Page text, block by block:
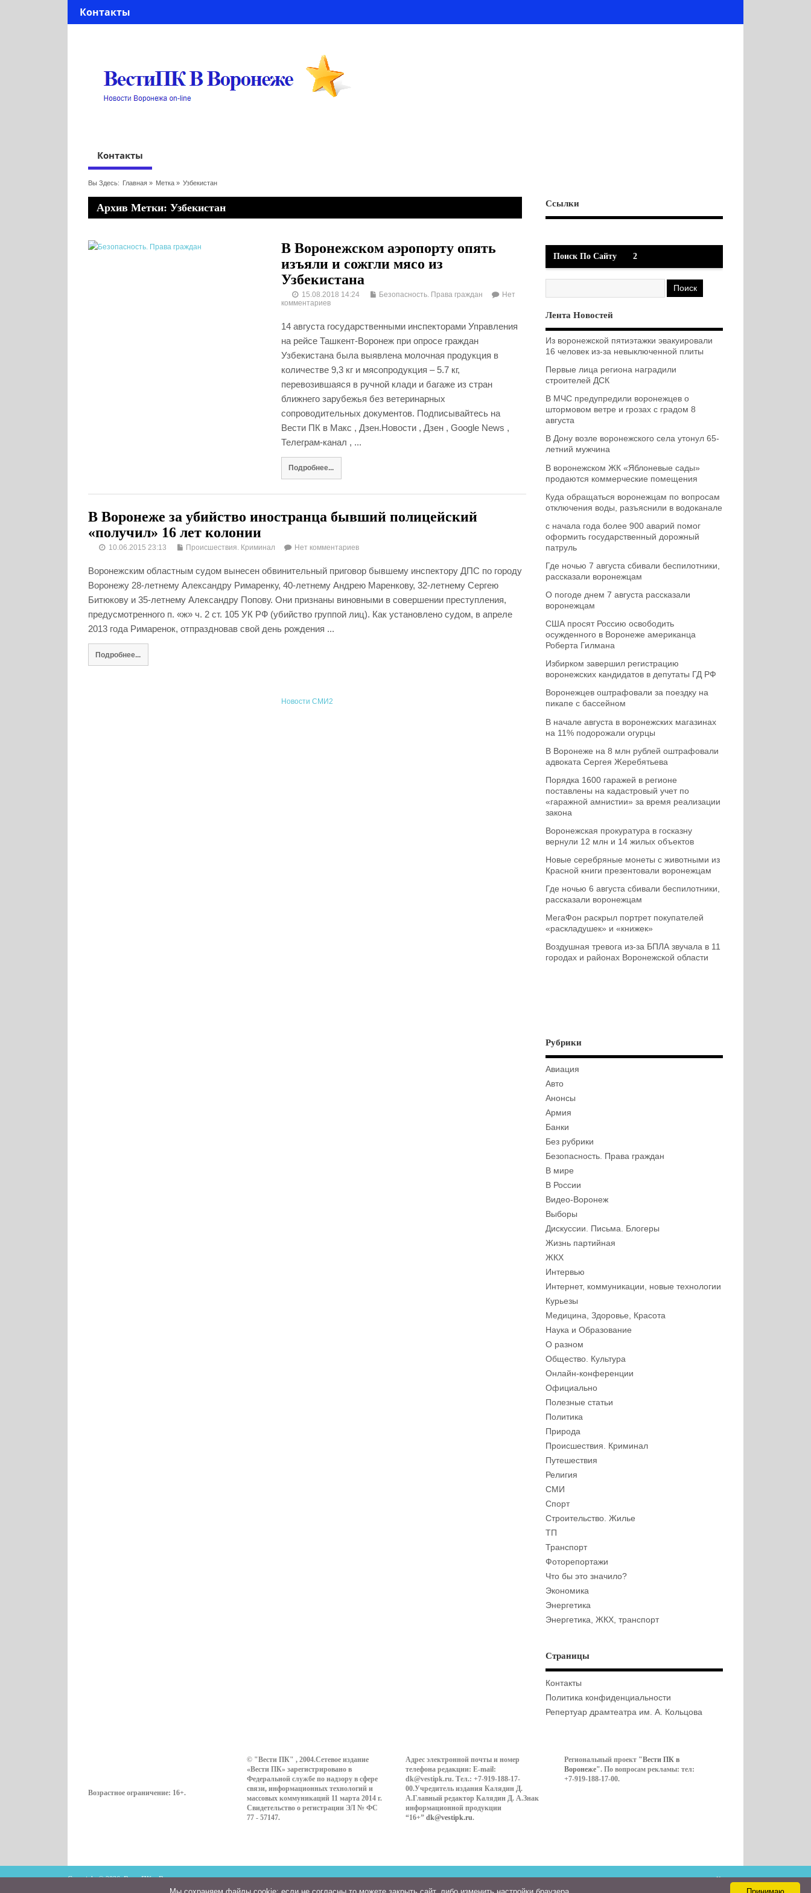
Контакты
Контакты
Вы Здесь: Главная» Метка » Узбекистан
Архив Метки: Узбекистан
В Воронежском аэропорту опять
изъяли и сожгли мясо из
Узбекистана
15.08.2018 14:24 Безопасность. Права граждан
Нет
комментариев
14 августа государственными инспекторами Управления
на рейсе Ташкент-Воронеж при опросе граждан
Узбекистана была выявлена молочная продукция в
количестве 9,3 кг и мясопродукция – 5.7 кг,
перевозившаяся в ручной клади и багаже из стран
ближнего зарубежья без ветеринарных
сопроводительных документов. Подписывайтесь на
Вести ПК в Макс , Дзен.Новости , Дзен , Google News ,
Телеграм-канал , ...
Подробнее...
В Воронеже за убийство иностранца бывший полицейский
«получил» 16 лет колонии
10.06.2015 23:13 Происшествия. Криминал Нет комментариев
Воронежским областным судом вынесен обвинительный приговор бывшему инспектору ДПС по городу
Воронежу 28-летнему Александру Римаренку, 40-летнему Андрею Маренкову, 32-летнему Сергею
Битюкову и 35-летнему Александру Попову. Они признаны виновными в совершении преступления,
предусмотренного п. «ж» ч. 2 ст. 105 УК РФ (убийство группой лиц). Как установлено судом, в апреле
2013 года Римаренок, отпраздновав свой день рождения ...
Подробнее...
Новости СМИ2
Ссылки
Поиск По Сайту 2
Лента Новостей
Из воронежской пятиэтажки эвакуировали
16 человек из-за невыключенной плиты
Первые лица региона наградили
строителей ДСК
В МЧС предупредили воронежцев о
штормовом ветре и грозах с градом 8
августа
В Дону возле воронежского села утонул 65-
летний мужчина
В воронежском ЖК «Яблоневые сады»
продаются коммерческие помещения
Куда обращаться воронежцам по вопросам
отключения воды, разъяснили в водоканале
с начала года более 900 аварий помог
оформить государственный дорожный
патруль
Где ночью 7 августа сбивали беспилотники,
рассказали воронежцам
О погоде днем 7 августа рассказали
воронежцам
США просят Россию освободить
осужденного в Воронеже американца
Роберта Гилмана
Избирком завершил регистрацию
воронежских кандидатов в депутаты ГД РФ
Воронежцев оштрафовали за поездку на
пикапе с бассейном
В начале августа в воронежских магазинах
на 11% подорожали огурцы
В Воронеже на 8 млн рублей оштрафовали
адвоката Сергея Жеребятьева
Порядка 1600 гаражей в регионе
поставлены на кадастровый учет по
«гаражной амнистии» за время реализации
закона
Воронежская прокуратура в госказну
вернули 12 млн и 14 жилых объектов
Новые серебряные монеты с животными из
Красной книги презентовали воронежцам
Где ночью 6 августа сбивали беспилотники,
рассказали воронежцам
МегаФон раскрыл портрет покупателей
«раскладушек» и «книжек»
Воздушная тревога из-за БПЛА звучала в 11
городах и районах Воронежской области
Рубрики
Авиация
Авто
Анонсы
Армия
Банки
Без рубрики
Безопасность. Права граждан
В мире
В России
Видео-Воронеж
Выборы
Дискуссии. Письма. Блогеры
Жизнь партийная
ЖКХ
Интервью
Интернет, коммуникации, новые технологии
Курьезы
Медицина, Здоровье, Красота
Наука и Образование
О разном
Общество. Культура
Онлайн-конференции
Официально
Полезные статьи
Политика
Природа
Происшествия. Криминал
Путешествия
Религия
СМИ
Спорт
Строительство. Жилье
ТП
Транспорт
Фоторепортажи
Что бы это значило?
Экономика
Энергетика
Энергетика, ЖКХ, транспорт
Страницы
Контакты
Политика конфиденциальности
Репертуар драмтеатра им. А. Кольцова
Возрастное ограничение: 16+.
© "Вести ПК" , 2004.Сетевое издание
«Вести ПК» зарегистрировано в
Федеральной службе по надзору в сфере
связи, информационных технологий и
массовых коммуникаций 11 марта 2014 г.
Свидетельство о регистрации ЭЛ № ФС
77 - 57147.
Адрес электронной почты и номер
телефона редакции: E-mail:
dk@vestipk.ru. Тел.: +7-919-188-17-
00.Учредитель издания Калядин Д.
А.Главный редактор Калядин Д. А.Знак
информационной продукции
“16+” dk@vestipk.ru.
Региональный проект "Вести ПК в
Воронеже". По вопросам рекламы: тел:
+7-919-188-17-00.
Copyright © 2026. ВестиПК в Воронеже Контакты